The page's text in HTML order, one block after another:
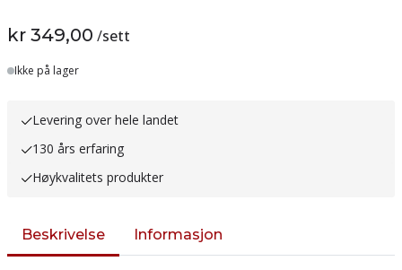
kr 349,00 /sett
Lager
Ikke på lager
Levering over hele landet
130 års erfaring
Høykvalitets produkter
Beskrivelse Informasjon